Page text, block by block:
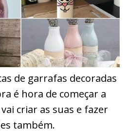
de garrafas decoradas
é hora de começar a
criar as suas e fazer
também.